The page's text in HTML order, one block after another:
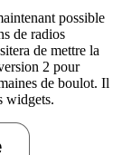
possible
de radios
de mettre la
2 pour
de boulot. Il
widgets.